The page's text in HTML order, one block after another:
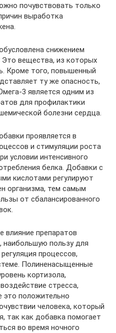
почувствовать только
выработка
снижением
Это вещества, из которых
Кроме того, повышенный
ту же опасность,
3 является одним из
для профилактики
болезни сердца.
проявляется в
и стимуляции роста
условии интенсивного
белка. Добавки с
кислотами регулируют
организма, тем самым
от сбалансированного
влияние препаратов
наибольшую пользу для
процессов,
Полиненасыщенные
кортизола,
стресса,
это положительно
человека, который
так как добавка помогает
во время ночного